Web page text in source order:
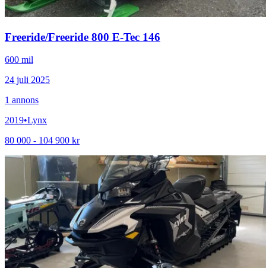
Freeride/Freeride 800 E-Tec 146
600 mil
24 juli 2025
1 annons
2019•Lynx
80 000 - 104 900 kr